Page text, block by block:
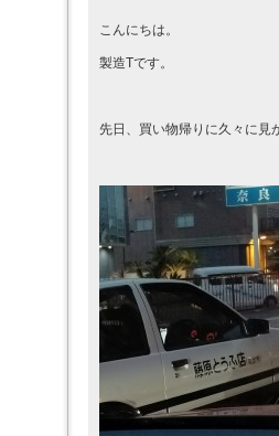
こんにちは。
製造Tです。
先日、買い物帰りに久々に見